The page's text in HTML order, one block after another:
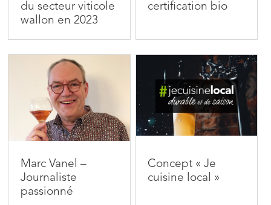
du secteur viticole
wallon en 2023
certification bio
Marc Vanel –
Journaliste
passionné
Concept « Je
cuisine local »